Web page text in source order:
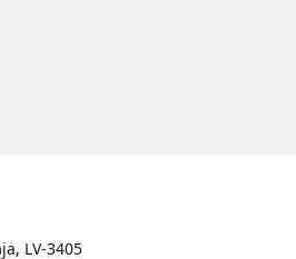
LV-3405